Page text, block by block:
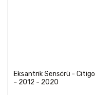
Eksantrik Sensörü - Citigo
- 2012 - 2020